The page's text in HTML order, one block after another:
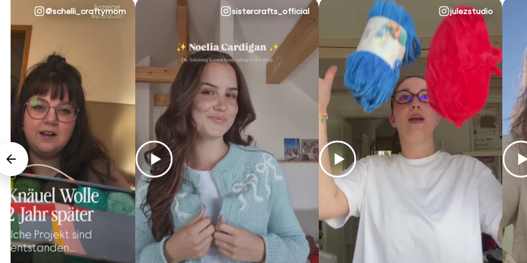
@schelli_craftymom sistercrafts_official julezstudio